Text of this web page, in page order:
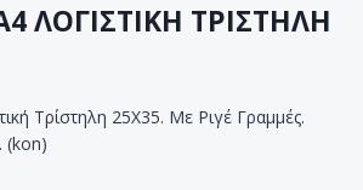
ΛΟΓΙΣΤΙΚΗ ΤΡΙΣΤΗΛΗ
Τρίστηλη 25Χ35. Με Ριγέ Γραμμές.
(kon)